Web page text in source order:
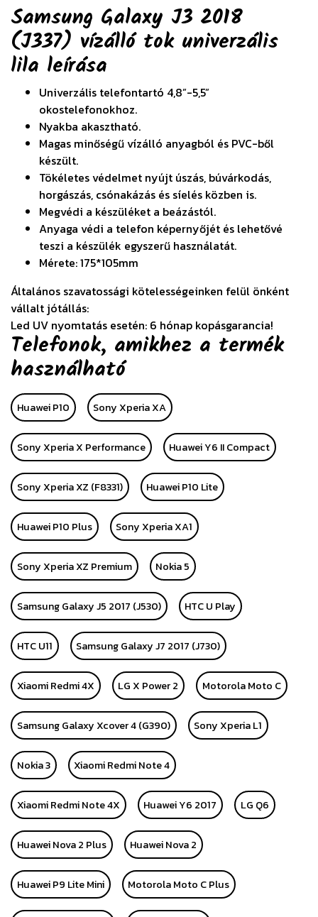
Samsung Galaxy J3 2018
(J337) vízálló tok univerzális
lila leírása
Univerzális telefontartó 4,8”-5,5”
okostelefonokhoz.
Nyakba akasztható.
Magas minőségű vízálló anyagból és PVC-ből
készült.
Tökéletes védelmet nyújt úszás, búvárkodás,
horgászás, csónakázás és síelés közben is.
Megvédi a készüléket a beázástól.
Anyaga védi a telefon képernyőjét és lehetővé
teszi a készülék egyszerű használatát.
Mérete: 175*105mm
Általános szavatossági kötelességeinken felül önként
vállalt jótállás:
Led UV nyomtatás esetén: 6 hónap kopásgarancia!
Telefonok, amikhez a termék
használható
Huawei P10 Sony Xperia XA
Sony Xperia X Performance Huawei Y6 II Compact
Sony Xperia XZ (F8331) Huawei P10 Lite
Huawei P10 Plus Sony Xperia XA1
Sony Xperia XZ Premium Nokia 5
Samsung Galaxy J5 2017 (J530) HTC U Play
HTC U11 Samsung Galaxy J7 2017 (J730)
Xiaomi Redmi 4X LG X Power 2 Motorola Moto C
Samsung Galaxy Xcover 4 (G390) Sony Xperia L1
Nokia 3 Xiaomi Redmi Note 4
Xiaomi Redmi Note 4X Huawei Y6 2017 LG Q6
Huawei Nova 2 Plus Huawei Nova 2
Huawei P9 Lite Mini Motorola Moto C Plus